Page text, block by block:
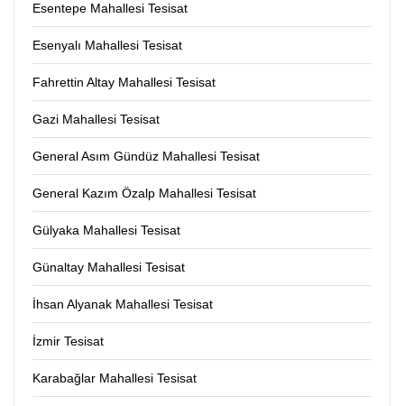
Esentepe Mahallesi Tesisat
Esenyalı Mahallesi Tesisat
Fahrettin Altay Mahallesi Tesisat
Gazi Mahallesi Tesisat
General Asım Gündüz Mahallesi Tesisat
General Kazım Özalp Mahallesi Tesisat
Gülyaka Mahallesi Tesisat
Günaltay Mahallesi Tesisat
İhsan Alyanak Mahallesi Tesisat
İzmir Tesisat
Karabağlar Mahallesi Tesisat